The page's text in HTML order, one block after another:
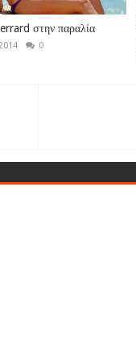
στην παραλία
0